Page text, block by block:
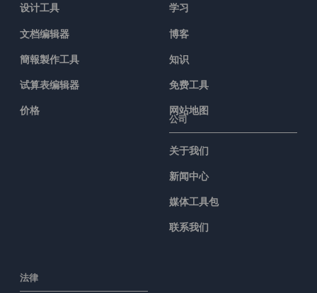
设计工具
文档编辑器
簡報製作工具
试算表编辑器
价格
学习
博客
知识
免费工具
网站地图
公司
关于我们
新闻中心
媒体工具包
联系我们
法律